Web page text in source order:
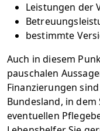
Leistungen der
bestimmte
Auch in diesem
pauschalen
Finanzierungen
Bundesland, in
eventuellen